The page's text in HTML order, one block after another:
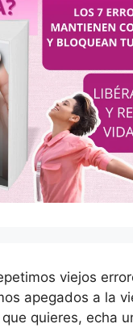
viejos
apegados a la
quieres, echa